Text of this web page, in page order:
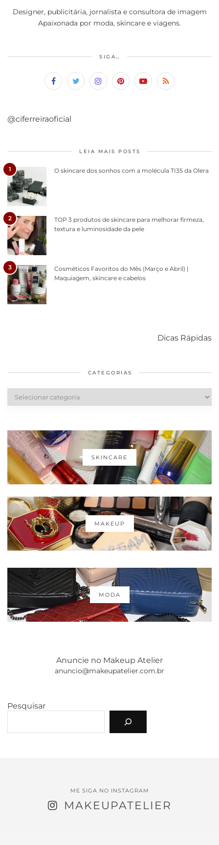
Designer, publicitária, jornalista e consultora de imagem
Apaixonada por moda, skincare e viagens.
SIGA…
@ciferreiraoficial
LEIA MAIS POSTS
1 O skincare dos sonhos com a molécula TI35 da Olera
2
TOP 3 produtos de skincare para melhorar firmeza,
textura e luminosidade da pele
3
Cosméticos Favoritos do Mês (Março e Abril) |
Maquiagem, skincare e cabelos
Dicas Rápidas
diários
cabelos
CATEGORIAS
SKINCARE
MAKEUP
MODA
Anuncie no Makeup Atelier
anuncio@makeupatelier.com.br
Pesquisar
ME SIGA NO INSTAGRAM
MAKEUPATELIER